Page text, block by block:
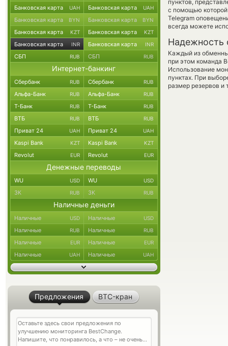
пунктов,
с помощью
Telegram
всегда можете
Надежность
Каждый из
при этом команда
Использование
пунктах. При
размер резервов и
Банковская карта UAH Банковская карта UAH
Банковская карта BYN Банковская карта BYN
Банковская карта KZT Банковская карта KZT
Банковская карта INR Банковская карта INR
СБП RUB СБП RUB
Интернет-банкинг
Сбербанк RUB Сбербанк RUB
Альфа-Банк RUB Альфа-Банк RUB
Т-Банк RUB Т-Банк RUB
ВТБ RUB ВТБ RUB
Приват 24 UAH Приват 24 UAH
Kaspi Bank KZT Kaspi Bank KZT
Revolut EUR Revolut EUR
Денежные переводы
WU USD WU USD
ЗК RUB ЗК RUB
Наличные деньги
Наличные USD Наличные USD
Наличные RUB Наличные RUB
Наличные EUR Наличные EUR
Наличные UAH Наличные UAH
Предложения BTC-кран